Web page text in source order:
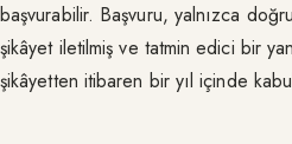
başvurabilir. Başvuru, yalnızca
şikâyet iletilmiş ve tatmin edici bir
şikâyetten itibaren bir yıl içinde